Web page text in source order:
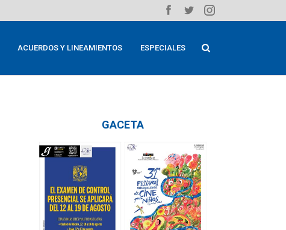
ACUERDOS Y LINEAMIENTOS ESPECIALES
GACETA